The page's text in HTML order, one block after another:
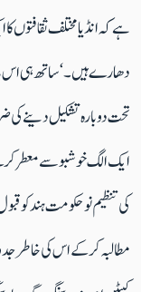
ہے کہ انڈیا مختلف ثقافتوں
دھارے ہیں۔‘ ساتھ ہی اس
تحت دوبارہ تشکیل دینے کی
ایک الگ خوشبو سے معطر
کی تنظیم نو حکومت ہند کو
مطالبہ کرکے اس کی خاطر